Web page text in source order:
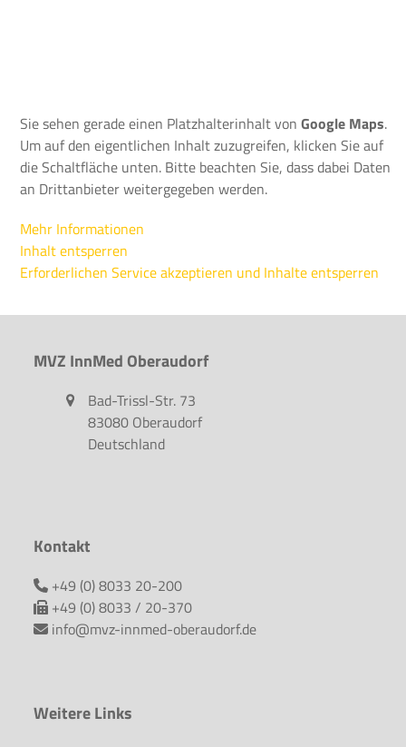
Sie sehen gerade einen Platzhalterinhalt vonGoogle Maps.
Um auf den eigentlichen Inhalt zuzugreifen, klicken Sie auf
die Schaltfläche unten. Bitte beachten Sie, dass dabei Daten
an Drittanbieter weitergegeben werden.
Mehr Informationen
Inhalt entsperren
Erforderlichen Service akzeptieren und Inhalte entsperren
MVZ InnMed Oberaudorf
Bad-Trissl-Str. 73
83080 Oberaudorf
Deutschland
Kontakt
+49 (0) 8033 20-200
+49 (0) 8033 / 20-370
info@mvz-innmed-oberaudorf.de
Weitere Links